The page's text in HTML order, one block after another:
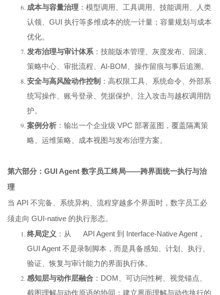
成本与容量治理 ：模型调用、工具调用、技能调用、人类
认领、GUI 执行等多维成本的统一计量；容量规划与成本
优化。
发布治理与审计体系 ：技能版本管理、灰度发布、回滚、
策略中心、审批流程、AI-BOM、操作留痕与事后追溯。
安全与高风险动作控制 ：高权限工具、系统命令、外部系
统写操作、账号登录、凭据保护、注入攻击与越权调用防
护。
案例分析 ：输出一个企业级 VPC 部署蓝图，覆盖隔离策
略、运维策略、成本视图与发布治理方案。
第六部分：GUI Agent 数字员工终局——跨界面统一执行与治
理
当 API 不完备、系统异构、流程穿越多个界面时，数字员工必
须走向 GUI-native 的执行形态。
终局定义 ：从 API Agent 到 Interface-Native Agent，
GUI Agent 不是录制脚本，而是具备感知、计划、执行、
验证、恢复与审计能力的界面执行体。
感知层与动作层融合 ：DOM、可访问性树、视觉锚点、
截图理解与动作原语的协同；建立界面理解与动作执行的